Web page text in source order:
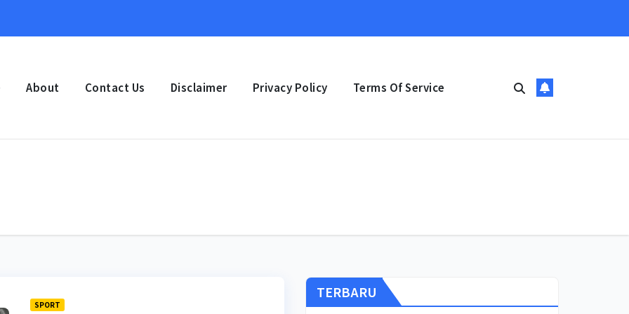
About Contact Us Disclaimer Privacy Policy Terms Of Service
SPORT
TERBARU